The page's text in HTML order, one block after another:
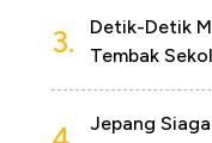
3.
Detik-Detik
Tembak
Jepang